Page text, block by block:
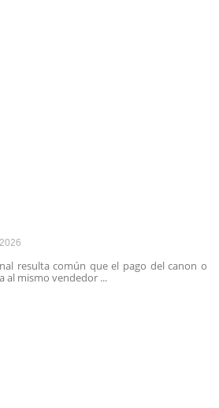
resulta común que el pago del canon o
al mismo vendedor ...